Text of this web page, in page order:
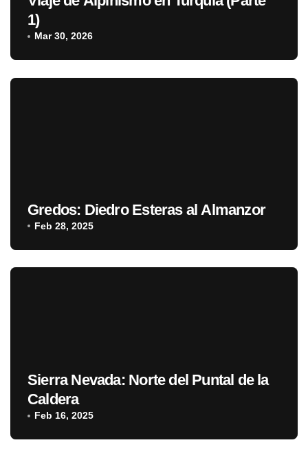
1)
Mar 30, 2026
Gredos: Diedro Esteras al Almanzor
Feb 28, 2025
Sierra Nevada: Norte del Puntal de la
Caldera
Feb 16, 2025